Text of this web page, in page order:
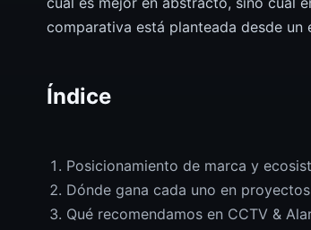
comparativa está planteada desde
Índice
Posicionamiento de marca y
Dónde gana cada uno en
Qué recomendamos en CCTV &